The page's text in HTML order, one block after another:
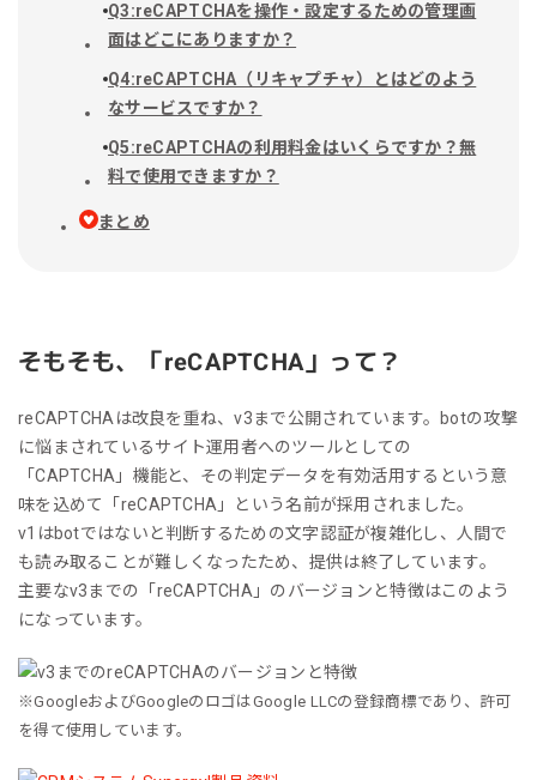
Q3:reCAPTCHAを操作・設定するための管理画
面はどこにありますか？
Q4:reCAPTCHA（リキャプチャ）とはどのよう
なサービスですか？
Q5:reCAPTCHAの利用料金はいくらですか？無
料で使用できますか？
まとめ
そもそも、「reCAPTCHA」って？
reCAPTCHAは改良を重ね、v3まで公開されています。botの攻撃
に悩まされているサイト運用者へのツールとしての
「CAPTCHA」機能と、その判定データを有効活用するという意
味を込めて「reCAPTCHA」という名前が採用されました。
v1はbotではないと判断するための文字認証が複雑化し、人間で
も読み取ることが難しくなったため、提供は終了しています。
主要なv3までの「reCAPTCHA」のバージョンと特徴はこのよう
になっています。
※GoogleおよびGoogleのロゴはGoogle LLCの登録商標であり、許可
を得て使用しています。